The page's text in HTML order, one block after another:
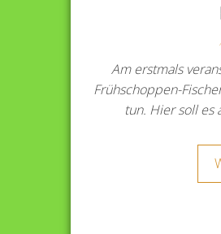
Am erstmals
Frühschoppen-
tun. Hier soll es